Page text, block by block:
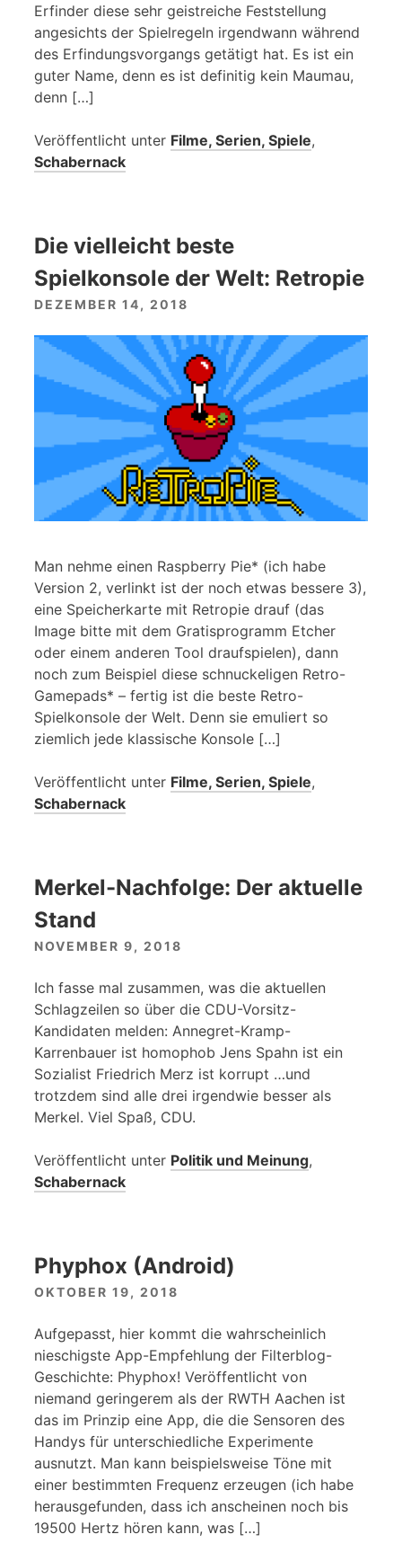
Erfinder diese sehr geistreiche Feststellung
angesichts der Spielregeln irgendwann während
des Erfindungsvorgangs getätigt hat. Es ist ein
guter Name, denn es ist definitig kein Maumau,
denn […]
Veröffentlicht unter Filme, Serien, Spiele,
Schabernack
Die vielleicht beste
Spielkonsole der Welt: Retropie
DEZEMBER 14, 2018
Man nehme einen Raspberry Pie* (ich habe
Version 2, verlinkt ist der noch etwas bessere 3),
eine Speicherkarte mit Retropie drauf (das
Image bitte mit dem Gratisprogramm Etcher
oder einem anderen Tool draufspielen), dann
noch zum Beispiel diese schnuckeligen Retro-
Gamepads* – fertig ist die beste Retro-
Spielkonsole der Welt. Denn sie emuliert so
ziemlich jede klassische Konsole […]
Veröffentlicht unter Filme, Serien, Spiele,
Schabernack
Merkel-Nachfolge: Der aktuelle
Stand
NOVEMBER 9, 2018
Ich fasse mal zusammen, was die aktuellen
Schlagzeilen so über die CDU-Vorsitz-
Kandidaten melden: Annegret-Kramp-
Karrenbauer ist homophob Jens Spahn ist ein
Sozialist Friedrich Merz ist korrupt …und
trotzdem sind alle drei irgendwie besser als
Merkel. Viel Spaß, CDU.
Veröffentlicht unter Politik und Meinung,
Schabernack
Phyphox (Android)
OKTOBER 19, 2018
Aufgepasst, hier kommt die wahrscheinlich
nieschigste App-Empfehlung der Filterblog-
Geschichte: Phyphox! Veröffentlicht von
niemand geringerem als der RWTH Aachen ist
das im Prinzip eine App, die die Sensoren des
Handys für unterschiedliche Experimente
ausnutzt. Man kann beispielsweise Töne mit
einer bestimmten Frequenz erzeugen (ich habe
herausgefunden, dass ich anscheinen noch bis
19500 Hertz hören kann, was […]